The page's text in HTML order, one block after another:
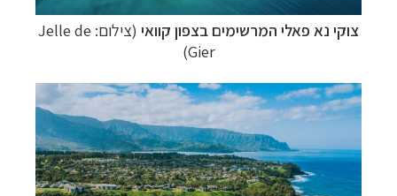
צוקי נא פאלי המרשימים בצפון קוואי
(צילום: Jelle de
Gier)